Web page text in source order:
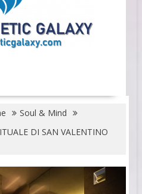
Soul & Mind
DI SAN VALENTINO